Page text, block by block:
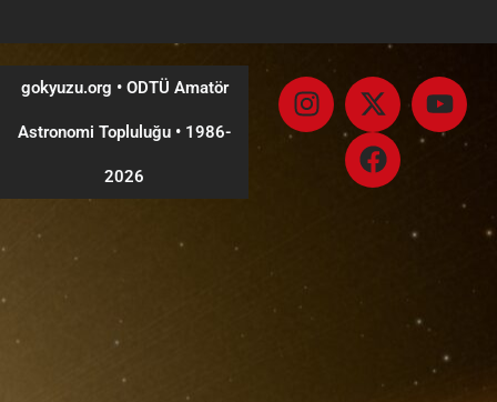
gokyuzu.org • ODTÜ Amatör
Astronomi Topluluğu •1986-
2026